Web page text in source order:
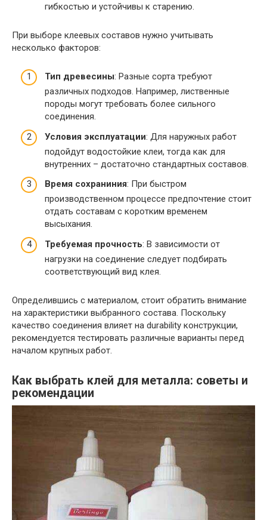
гибкостью и устойчивы к старению.
При выборе клеевых составов нужно учитывать
несколько факторов:
Тип древесины: Разные сорта требуют
различных подходов. Например, лиственные
породы могут требовать более сильного
соединения.
Условия эксплуатации: Для наружных работ
подойдут водостойкие клеи, тогда как для
внутренних – достаточно стандартных составов.
Время сохраниния: При быстром
производственном процессе предпочтение стоит
отдать составам с коротким временем
высыхания.
Требуемая прочность: В зависимости от
нагрузки на соединение следует подбирать
соответствующий вид клея.
Определившись с материалом, стоит обратить внимание
на характеристики выбранного состава. Поскольку
качество соединения влияет на durability конструкции,
рекомендуется тестировать различные варианты перед
началом крупных работ.
Как выбрать клей для металла: советы и
рекомендации